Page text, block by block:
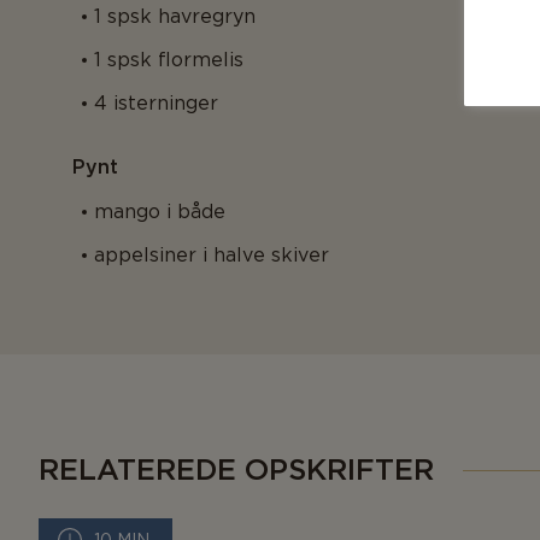
1 spsk havregryn
1 spsk flormelis
4 isterninger
Pynt
mango i både
appelsiner i halve skiver
RELATEREDE OPSKRIFTER